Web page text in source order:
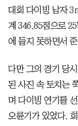
대회 다이빙 남자 3
계 346.85점으로
에 들지 못하면서
다만 그의 경기 당
된 사진 속 토치는
며 다이빙 연기를
오륜기가 있었다.